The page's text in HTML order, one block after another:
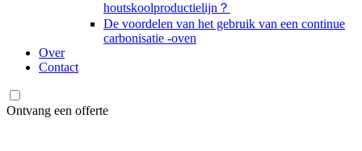
houtskoolproductielijn？
De voordelen van het gebruik van een continue
carbonisatie -oven
Over
Contact
Ontvang een offerte